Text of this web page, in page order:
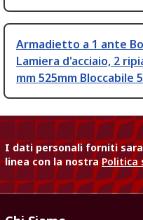
Armadietto a 1 ante
Lamiera d'acciaio, 2
mm 525mm Bloccabile
I dati personali forniti
linea con la nostraPolitica